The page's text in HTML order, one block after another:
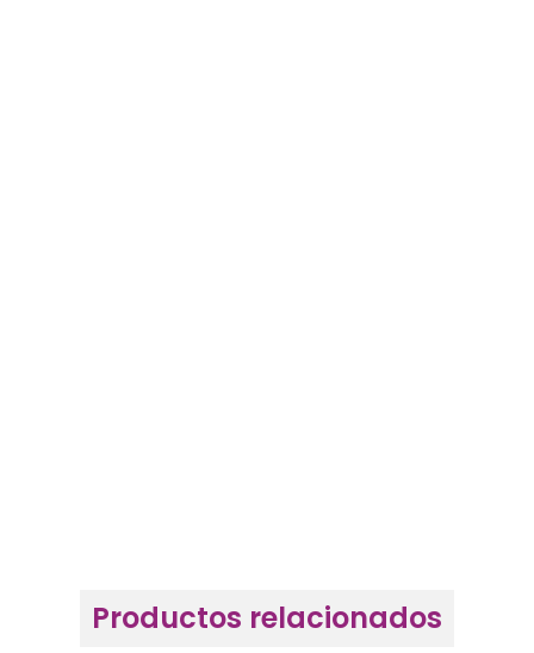
Productos relacionados